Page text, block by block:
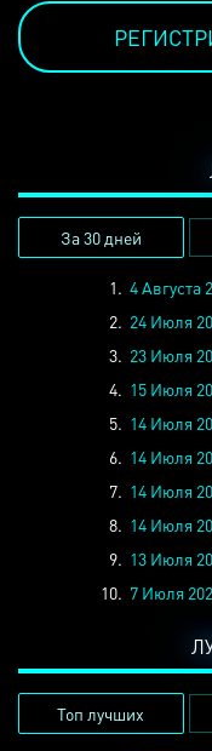
За 30 дней
1. 4 Августа
2. 24 Июля
3. 23 Июля
4. 15 Июля
5. 14 Июля
6. 14 Июля
7. 14 Июля
8. 14 Июля
9. 13 Июля
10. 7 Июля
Топ лучших